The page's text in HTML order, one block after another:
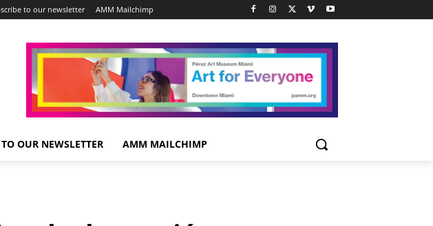
to our newsletter AMM Mailchimp
OUR NEWSLETTER AMM MAILCHIMP